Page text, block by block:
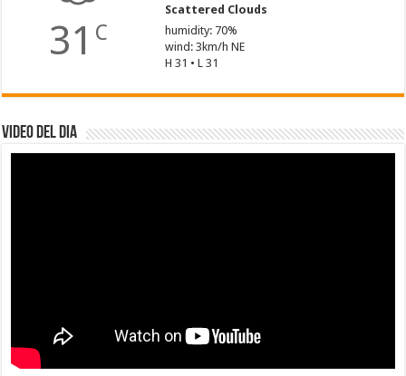
31 C
Scattered Clouds
humidity: 70%
wind: 3km/h NE
H 31 • L 31
Video del dia